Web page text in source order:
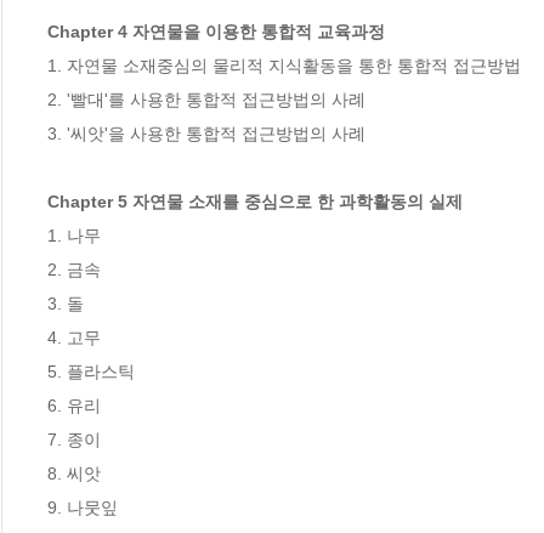
Chapter 4 자연물을 이용한 통합적 교육과정
1. 자연물 소재중심의 물리적 지식활동을 통한 통합적 접근방법
2. '빨대'를 사용한 통합적 접근방법의 사례
3. '씨앗'을 사용한 통합적 접근방법의 사례
Chapter 5 자연물 소재를 중심으로 한 과학활동의 실제
1. 나무
2. 금속
3. 돌
4. 고무
5. 플라스틱
6. 유리
7. 종이
8. 씨앗
9. 나뭇잎